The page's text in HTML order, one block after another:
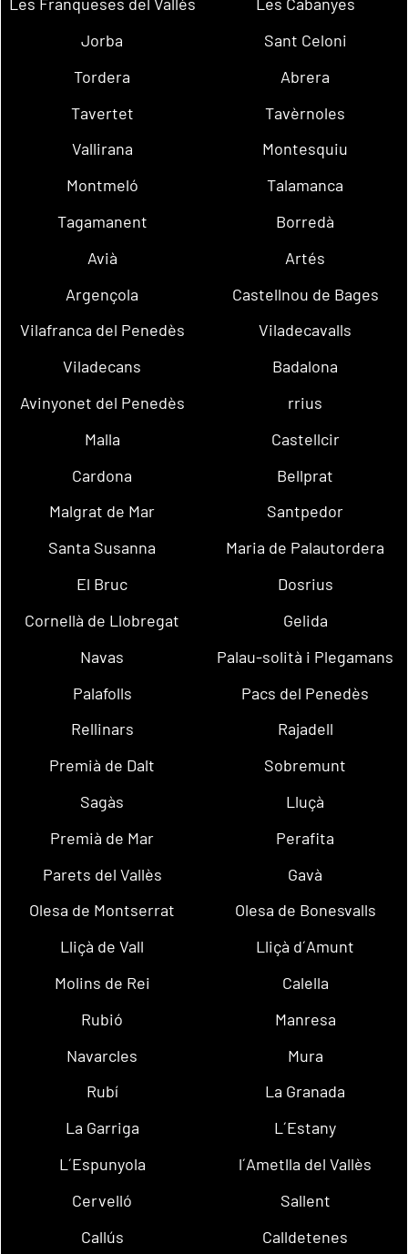
Jorba
Sant Celoni
Tordera
Abrera
Tavertet
Tavèrnoles
Vallirana
Montesquiu
Montmeló
Talamanca
Tagamanent
Borredà
Avià
Artés
Argençola
Castellnou de Bages
Vilafranca del Penedès
Viladecavalls
Viladecans
Badalona
Avinyonet del Penedès
rrius
Malla
Castellcir
Cardona
Bellprat
Malgrat de Mar
Santpedor
Santa Susanna
Maria de Palautordera
El Bruc
Dosrius
Cornellà de Llobregat
Gelida
Navas
Palau-solità i Plegamans
Palafolls
Pacs del Penedès
Rellinars
Rajadell
Premià de Dalt
Sobremunt
Sagàs
Lluçà
Premià de Mar
Perafita
Parets del Vallès
Gavà
Olesa de Montserrat
Olesa de Bonesvalls
Lliçà de Vall
Lliçà d´Amunt
Molins de Rei
Calella
Rubió
Manresa
Navarcles
Mura
Rubí
La Granada
La Garriga
L´Estany
L´Espunyola
l´Ametlla del Vallès
Cervelló
Sallent
Callús
Calldetenes